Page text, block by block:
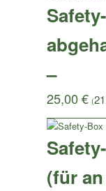
–
25,00€ (
(für